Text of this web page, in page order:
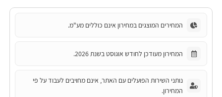
המחירים המוצגים במחירון אינם כוללים מע"מ.
המחירון מעודכן לחודש אוגוסט בשנת 2026.
נותני השירות הפועלים עם האתר, אינם מחויבים לעבוד על פי
המחירון.